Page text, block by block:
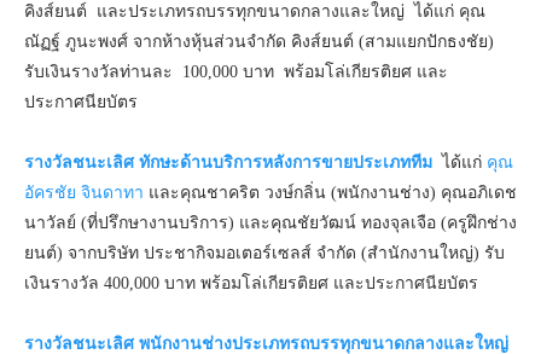
คิงส์ยนต์ และประเภทรถบรรทุกขนาดกลางและใหญ่ ได้แก่ คุณ
ณัฏฐ์ ภูนะพงศ์ จากห้างหุ้นส่วนจำกัด คิงส์ยนต์ (สามแยกปักธงชัย)
รับเงินรางวัลท่านละ 100,000 บาท พร้อมโล่เกียรติยศ และ
ประกาศนียบัตร
รางวัลชนะเลิศ ทักษะด้านบริการหลังการขายประเภททีม ได้แก่ คุณ
อัครชัย จินดาทา และคุณชาคริต วงษ์กลิ่น (พนักงานช่าง) คุณอภิเดช
นาวัลย์ (ที่ปรึกษางานบริการ) และคุณชัยวัฒน์ ทองจุลเจือ (ครูฝึกช่าง
ยนต์) จากบริษัท ประชากิจมอเตอร์เซลส์ จำกัด (สำนักงานใหญ่) รับ
เงินรางวัล 400,000 บาท พร้อมโล่เกียรติยศ และประกาศนียบัตร
รางวัลชนะเลิศ พนักงานช่างประเภทรถบรรทุกขนาดกลางและใหญ่